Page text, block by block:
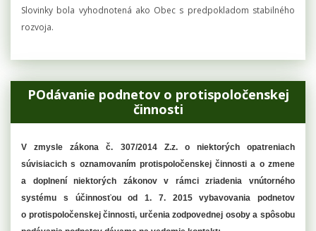
Slovinky bola vyhodnotená ako Obec s predpokladom stabilného
rozvoja.
POdávanie podnetov o protispoločenskej
činnosti
V zmysle zákona č. 307/2014 Z.z. o niektorých opatreniach
súvisiacichs oznamovaním protispoločenskej činnosti a o zmene
a doplnení niektorých zákonov v rámci zriadenia vnútorného
systému s účinnosťou od 1. 7. 2015 vybavovania podnetov
o protispoločenskej činnosti, určenia zodpovednej osoby a spôsobu